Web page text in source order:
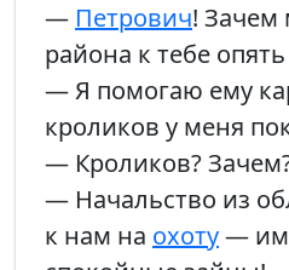
— Петрович! Зачем
района к тебе
— Я помогаю ему
кроликов у меня
— Кроликов?
— Начальство из
к нам на охоту— им